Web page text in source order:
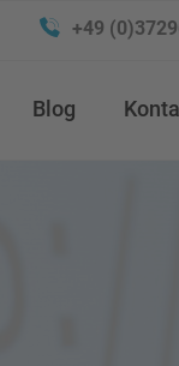
+49
Blog